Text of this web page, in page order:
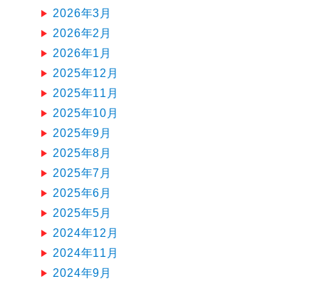
2026年3月
2026年2月
2026年1月
2025年12月
2025年11月
2025年10月
2025年9月
2025年8月
2025年7月
2025年6月
2025年5月
2024年12月
2024年11月
2024年9月